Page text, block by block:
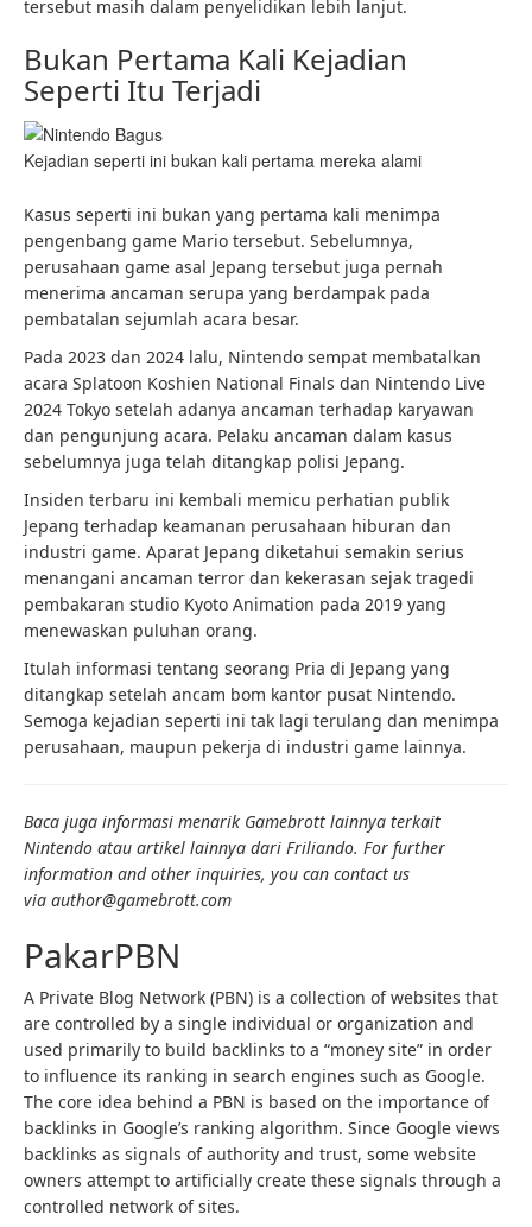
tersebut masih dalam penyelidikan lebih lanjut.
Bukan Pertama Kali Kejadian
Seperti Itu Terjadi
Kejadian seperti ini bukan kali pertama mereka alami
Kasus seperti ini bukan yang pertama kali menimpa
pengenbang game Mario tersebut. Sebelumnya,
perusahaan game asal Jepang tersebut juga pernah
menerima ancaman serupa yang berdampak pada
pembatalan sejumlah acara besar.
Pada 2023 dan 2024 lalu, Nintendo sempat membatalkan
acara Splatoon Koshien National Finals dan Nintendo Live
2024 Tokyo setelah adanya ancaman terhadap karyawan
dan pengunjung acara. Pelaku ancaman dalam kasus
sebelumnya juga telah ditangkap polisi Jepang.
Insiden terbaru ini kembali memicu perhatian publik
Jepang terhadap keamanan perusahaan hiburan dan
industri game. Aparat Jepang diketahui semakin serius
menangani ancaman terror dan kekerasan sejak tragedi
pembakaran studio Kyoto Animation pada 2019 yang
menewaskan puluhan orang.
Itulah informasi tentang seorang Pria di Jepang yang
ditangkap setelah ancam bom kantor pusat Nintendo.
Semoga kejadian seperti ini tak lagi terulang dan menimpa
perusahaan, maupun pekerja di industri game lainnya.
Baca juga informasi menarik Gamebrott lainnya terkait
Nintendo atau artikel lainnya dari Friliando. For further
information and other inquiries, you can contact us
via author@gamebrott.com
PakarPBN
A Private Blog Network (PBN) is a collection of websites that
are controlled by a single individual or organization and
used primarily to build backlinks to a “money site” in order
to influence its ranking in search engines such as Google.
The core idea behind a PBN is based on the importance of
backlinks in Google’s ranking algorithm. Since Google views
backlinks as signals of authority and trust, some website
owners attempt to artificially create these signals through a
controlled network of sites.